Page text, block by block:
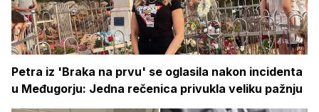
Petra iz 'Braka na prvu' se oglasila nakon incidenta
u Međugorju: Jedna rečenica privukla veliku pažnju